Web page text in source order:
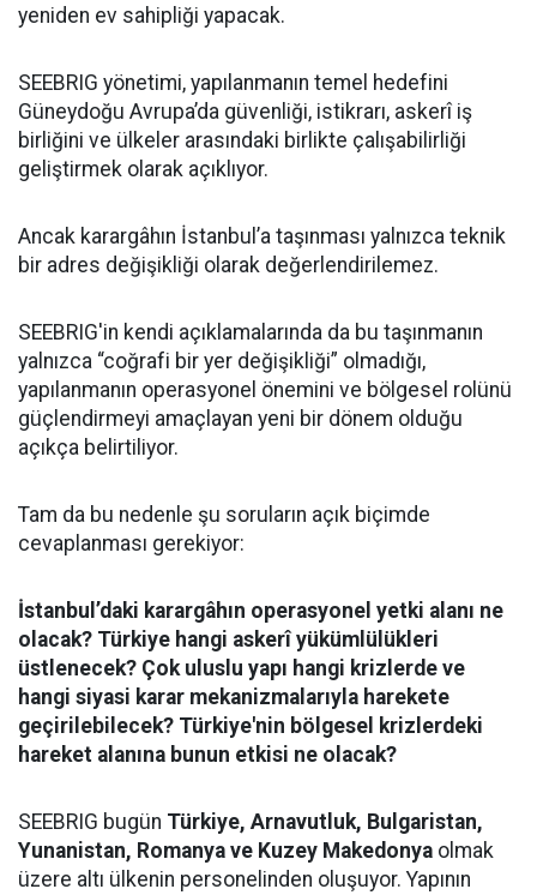
yeniden ev sahipliği yapacak.
SEEBRIG yönetimi, yapılanmanın temel hedefini
Güneydoğu Avrupa’da güvenliği, istikrarı, askerî iş
birliğini ve ülkeler arasındaki birlikte çalışabilirliği
geliştirmek olarak açıklıyor.
Ancak karargâhın İstanbul’a taşınması yalnızca teknik
bir adres değişikliği olarak değerlendirilemez.
SEEBRIG'in kendi açıklamalarında da bu taşınmanın
yalnızca “coğrafi bir yer değişikliği” olmadığı,
yapılanmanın operasyonel önemini ve bölgesel rolünü
güçlendirmeyi amaçlayan yeni bir dönem olduğu
açıkça belirtiliyor.
Tam da bu nedenle şu soruların açık biçimde
cevaplanması gerekiyor:
İstanbul’daki karargâhın operasyonel yetki alanı ne
olacak? Türkiye hangi askerî yükümlülükleri
üstlenecek? Çok uluslu yapı hangi krizlerde ve
hangi siyasi karar mekanizmalarıyla harekete
geçirilebilecek? Türkiye'nin bölgesel krizlerdeki
hareket alanına bunun etkisi ne olacak?
SEEBRIG bugün Türkiye, Arnavutluk, Bulgaristan,
Yunanistan, Romanya ve Kuzey Makedonya olmak
üzere altı ülkenin personelinden oluşuyor. Yapının